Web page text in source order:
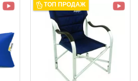
ТОП ПРОДАЖ